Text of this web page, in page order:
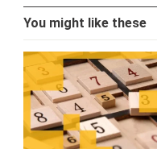
You might like these